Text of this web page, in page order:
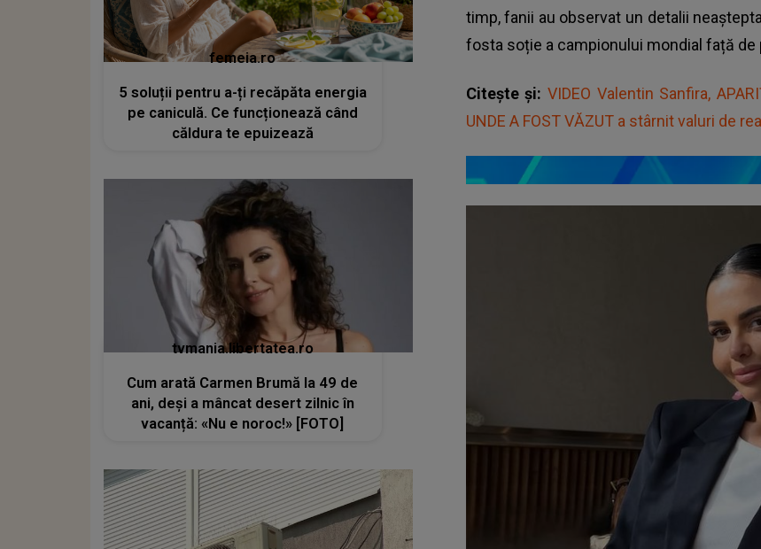
timp, fanii au observat un detalii
fosta soție a campionului mondial față de
Citește și:VIDEO Valentin Sanfira,
UNDE A FOST VĂZUT a stârnit valuri de
femeia.ro
5 soluții pentru a-ți recăpăta energia
pe caniculă. Ce funcționează când
căldura te epuizează
tvmania.libertatea.ro
Cum arată Carmen Brumă la 49 de
ani, deși a mâncat desert zilnic în
vacanță: «Nu e noroc!» [FOTO]